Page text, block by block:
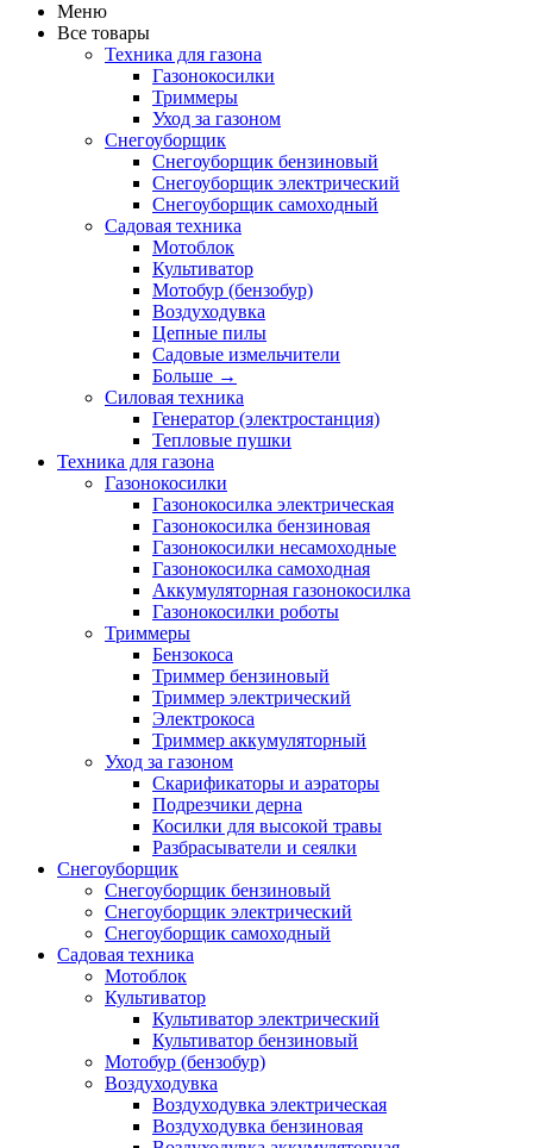
Меню
Все товары
Техника для газона
Газонокосилки
Триммеры
Уход за газоном
Снегоуборщик
Снегоуборщик бензиновый
Снегоуборщик электрический
Снегоуборщик самоходный
Садовая техника
Мотоблок
Культиватор
Мотобур (бензобур)
Воздуходувка
Цепные пилы
Садовые измельчители
Больше →
Силовая техника
Генератор (электростанция)
Тепловые пушки
Техника для газона
Газонокосилки
Газонокосилка электрическая
Газонокосилка бензиновая
Газонокосилки несамоходные
Газонокосилка самоходная
Аккумуляторная газонокосилка
Газонокосилки роботы
Триммеры
Бензокоса
Триммер бензиновый
Триммер электрический
Электрокоса
Триммер аккумуляторный
Уход за газоном
Скарификаторы и аэраторы
Подрезчики дерна
Косилки для высокой травы
Разбрасыватели и сеялки
Снегоуборщик
Снегоуборщик бензиновый
Снегоуборщик электрический
Снегоуборщик самоходный
Садовая техника
Мотоблок
Культиватор
Культиватор электрический
Культиватор бензиновый
Мотобур (бензобур)
Воздуходувка
Воздуходувка электрическая
Воздуходувка бензиновая